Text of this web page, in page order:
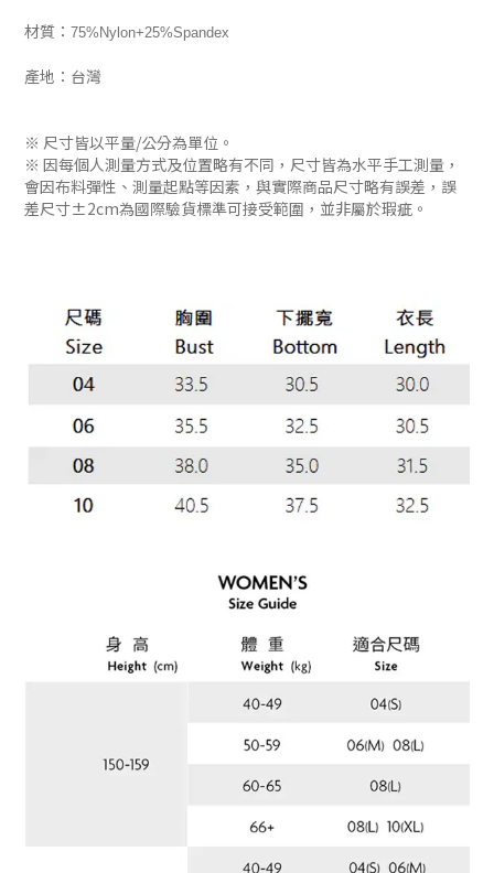
材質： 75%Nylon+25%Spandex
產地：台灣
※ 尺寸皆以平量/公分為單位。
※ 因每個人測量方式及位置略有不同，尺寸皆為水平手工測量，
會因布料彈性、測量起點等因素，與實際商品尺寸略有誤差，誤
差尺寸±2cm為國際驗貨標準可接受範圍，並非屬於瑕疵。